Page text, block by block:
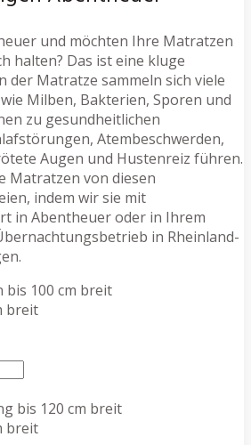
und möchten Ihre Matratzen
halten? Das ist eine kluge
der Matratze sammeln sich viele
Milben, Bakterien, Sporen und
zu gesundheitlichen
Atembeschwerden,
Augen und Hustenreiz führen.
Matratzen von diesen
indem wir sie mit
in Abentheuer oder in Ihrem
in Rheinland-
breit
breit